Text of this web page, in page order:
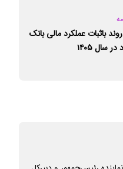
باثبات عملکرد مالی بانک
در سال ۱۴۰۵